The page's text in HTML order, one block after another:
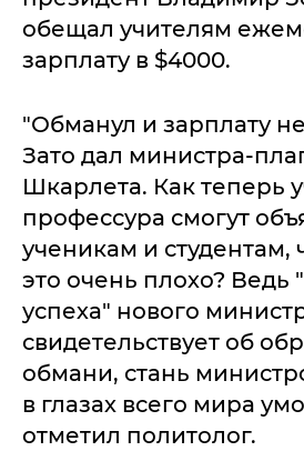
обещал учителям
зарплату в $4000.
"Обманул и зарплату
Зато дал министра-
Шкарлета. Как теперь
профессура смогут
ученикам и студентам,
это очень плохо? Ведь
успеха" нового
свидетельствует об
обмани, стань
в глазах всего мира
отметил политолог.